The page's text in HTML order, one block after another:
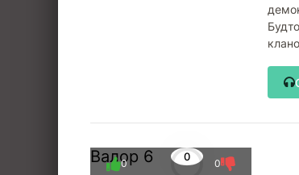
Валор 6 0
0 0